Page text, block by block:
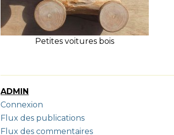
Petites voitures bois
ADMIN
Connexion
Flux des publications
Flux des commentaires